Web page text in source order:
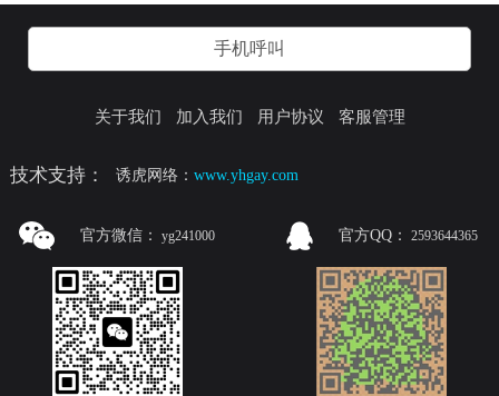
手机呼叫
关于我们 加入我们 用户协议 客服管理
技术支持： 诱虎网络：www.yhgay.com
官方微信： yg241000 官方QQ： 2593644365